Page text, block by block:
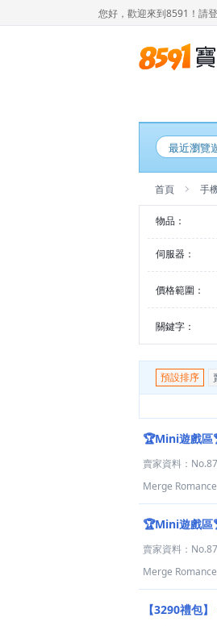
您好，歡迎來到8591！ 請
最近瀏覽
首頁 手
物品：
伺服器：
價格範圍：
關鍵字：
預設排序
🏆Mini遊戲區
賣家資料：
Merge Romance
🏆Mini遊戲區
賣家資料：
Merge Romance
【3290禮包】